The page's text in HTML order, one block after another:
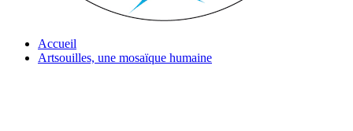
Accueil
Artsouilles, une mosaïque humaine